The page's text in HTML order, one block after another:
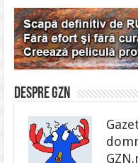
Despre gzn